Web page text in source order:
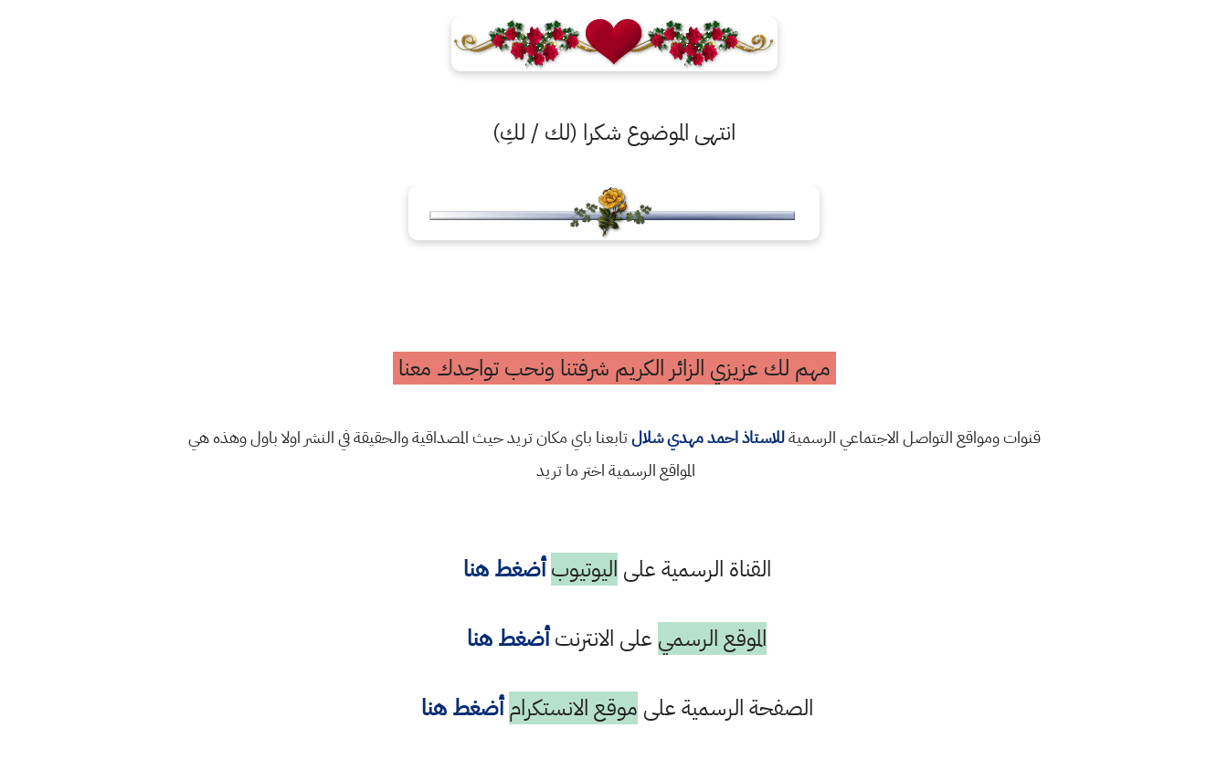
انتهى الموضوع شكرا (لك / لكِ)
مهم لك عزيزي الزائر الكريم شرفتنا ونحب تواجدك معنا
قنوات ومواقع التواصل الاجتماعي الرسميةللاستاذ احمد مهدي شلالتابعنا باي مكان تريد حيث المصداقية والحقيقة في النشر اولا باول وهذه هي
المواقع الرسمية اختر ما تريد
القناة الرسمية على اليوتيوب أضغط هنا
الموقع الرسمي على الانترنتأضغط هنا
الصفحة الرسمية على موقع الانستكرام أضغط هنا